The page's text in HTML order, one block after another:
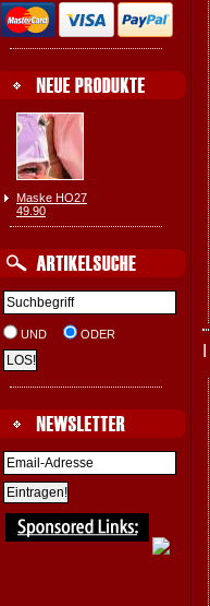
Maske HO27
49.90
UND ODER